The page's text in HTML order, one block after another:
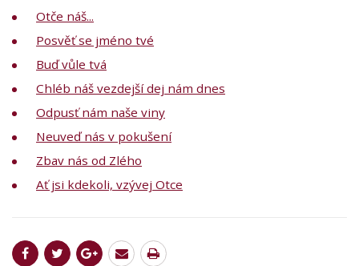
Otče náš...
Posvěť se jméno tvé
Buď vůle tvá
Chléb náš vezdejší dej nám dnes
Odpusť nám naše viny
Neuveď nás v pokušení
Zbav nás od Zlého
Ať jsi kdekoli, vzývej Otce